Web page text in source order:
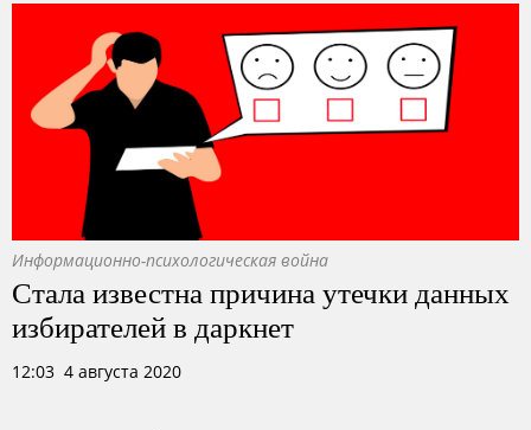
Информационно-психологическая война
Стала известна причина утечки данных
избирателей в даркнет
12:03 4 августа 2020